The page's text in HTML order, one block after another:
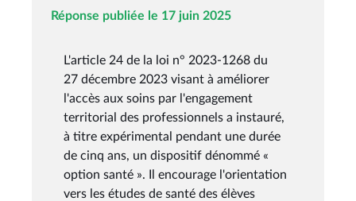
Réponse publiée le 17 juin 2025
L'article 24 de la loi n° 2023-1268 du
27 décembre 2023 visant à améliorer
l'accès aux soins par l'engagement
territorial des professionnels a instauré,
à titre expérimental pendant une durée
de cinq ans, un dispositif dénommé «
option santé ». Il encourage l'orientation
vers les études de santé des élèves